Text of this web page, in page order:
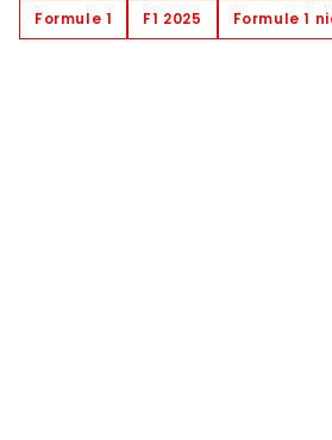
Formule 1
F1 2025 Formule 1